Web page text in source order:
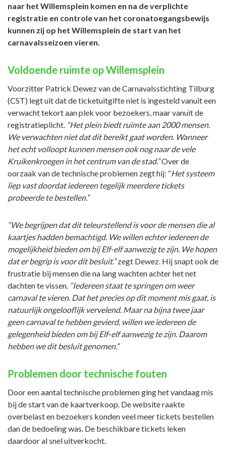
naar het Willemsplein komen en na de verplichte
registratie en controle van het coronatoegangsbewijs
kunnen zij op het Willemsplein de start van het
carnavalsseizoen vieren.
Voldoende ruimte op Willemsplein
Voorzitter Patrick Dewez van de Carnavalsstichting Tilburg
(CST) legt uit dat de ticketuitgifte niet is ingesteld vanuit een
verwacht tekort aan plek voor bezoekers, maar vanuit de
registratieplicht. “Het plein biedt ruimte aan 2000 mensen.
We verwachten niet dat dit bereikt gaat worden. Wanneer
het echt volloopt kunnen mensen ook nog naar de vele
Kruikenkroegen in het centrum van de stad.”Over de
oorzaak van de technische problemen zegt hij: “Het systeem
liep vast doordat iedereen tegelijk meerdere tickets
probeerde te bestellen.”
“We begrijpen dat dit teleurstellend is voor de mensen die al
kaartjes hadden bemachtigd. We willen echter iedereen de
mogelijkheid bieden om bij Elf-elf aanwezig te zijn. We hopen
dat er begrip is voor dit besluit.”zegt Dewez. Hij snapt ook de
frustratie bij mensen die na lang wachten achter het net
dachten te vissen. “Iedereen staat te springen om weer
carnaval te vieren. Dat het precies op dit moment mis gaat, is
natuurlijk ongelooflijk vervelend. Maar na bijna twee jaar
geen carnaval te hebben gevierd, willen we iedereen de
gelegenheid bieden om bij Elf-elf aanwezig te zijn. Daarom
hebben we dit besluit genomen.”
Problemen door technische fouten
Door een aantal technische problemen ging het vandaag mis
bij de start van de kaartverkoop. De website raakte
overbelast en bezoekers konden veel meer tickets bestellen
dan de bedoeling was. De beschikbare tickets leken
daardoor al snel uitverkocht.